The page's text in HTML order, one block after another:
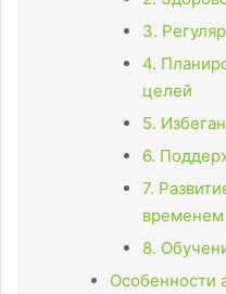
3.
4.
целей
5.
6.
7.
временем
8.
Особенности